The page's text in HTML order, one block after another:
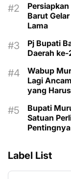
Barut
Lama
Pj Bupati
Daerah
Wabup
Lagi
yang
Bupati
Satuan
Label List